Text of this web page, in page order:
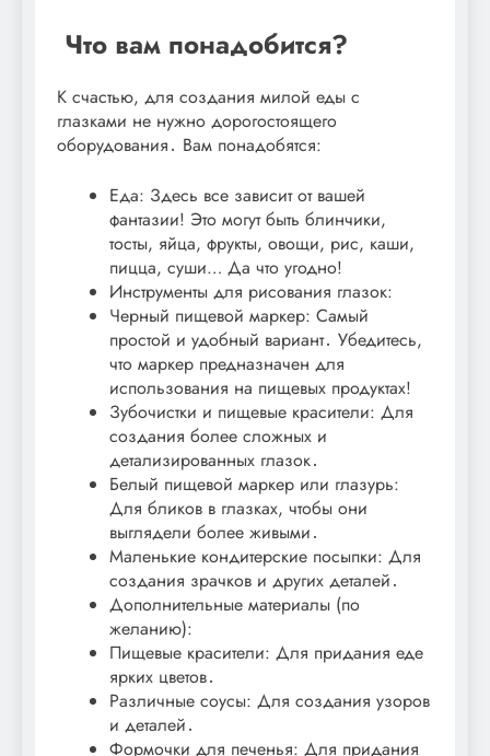
️ Что вам понадобится?
К счастью, для создания милой еды с
глазками не нужно дорогостоящего
оборудования․ Вам понадобятся:
Еда: Здесь все зависит от вашей
фантазии! Это могут быть блинчики,
тосты, яйца, фрукты, овощи, рис, каши,
пицца, суши… Да что угодно!
Инструменты для рисования глазок:
Черный пищевой маркер: Самый
простой и удобный вариант․ Убедитесь,
что маркер предназначен для
использования на пищевых продуктах!
Зубочистки и пищевые красители: Для
создания более сложных и
детализированных глазок․
Белый пищевой маркер или глазурь:
Для бликов в глазках, чтобы они
выглядели более живыми․
Маленькие кондитерские посыпки: Для
создания зрачков и других деталей․
Дополнительные материалы (по
желанию):
Пищевые красители: Для придания еде
ярких цветов․
Различные соусы: Для создания узоров
и деталей․
Формочки для печенья: Для придания